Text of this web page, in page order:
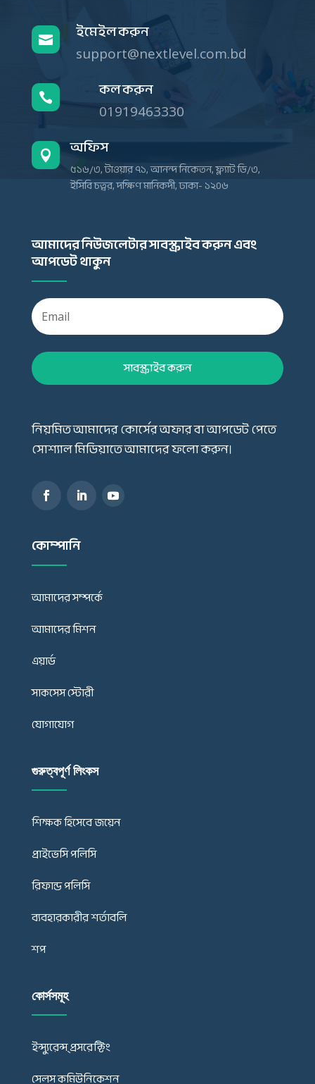
 ইমেইল করুন
support@nextlevel.com.bd
 কল করুন
01919463330
 অফিস
৫১৬/৩, টাওয়ার ৭১, আনন্দ নিকেতন, ফ্ল্যাট ডি/৩,
ইসিবি চত্বর, দক্ষিণ মানিকদী, ঢাকা- ১২০৬
আমাদের নিউজলেটার সাবস্ক্রাইব করুন এবং
আপডেট থাকুন
সাবস্ক্রাইব করুন
নিয়মিত আমাদের কোর্সের অফার বা আপডেট পেতে
সোশ্যাল মিডিয়াতে আমাদের ফলো করুন।
কোম্পানি
আমাদের সম্পর্কে
আমাদের মিশন
এয়ার্ড
সাকসেস স্টোরী
যোগাযোগ
গুরুত্বপূর্ণ লিংকস
শিক্ষক হিসেবে জয়েন
প্রাইভেসি পলিসি
রিফান্ড পলিসি
ব্যবহারকারীর শর্তাবলি
শপ
কোর্সসমূহ
ইন্স্যুরেন্স্ প্রসরেক্টিং
সেলস কমিউনিকেশন